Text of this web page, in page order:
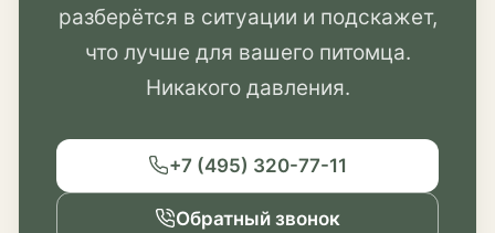
разберётся в ситуации и подскажет,
что лучше для вашего питомца.
Никакого давления.
+7 (495) 320-77-11
Обратный звонок